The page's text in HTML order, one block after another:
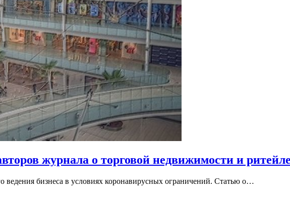
журнала о торговой недвижимости и
бизнеса в условиях коронавирусных ограничений. Статью о…